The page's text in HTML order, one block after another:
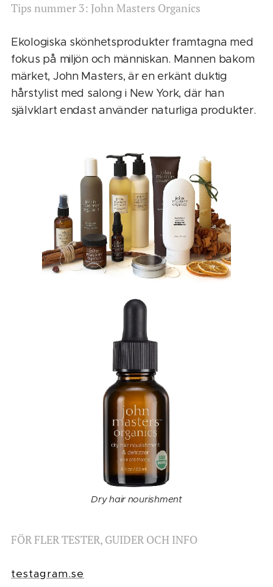
Tips nummer 3: John Masters Organics
Ekologiska skönhetsprodukter framtagna med
fokus på miljön och människan. Mannen bakom
märket, John Masters, är en erkänt duktig
hårstylist med salong i New York, där han
självklart endast använder naturliga produkter.
Dry hair nourishment
FÖR FLER TESTER, GUIDER OCH INFO
testagram.se